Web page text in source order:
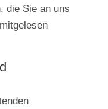
die Sie an uns